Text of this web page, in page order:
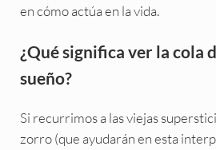
en cómo actúa en la vida.
¿Qué significa ver la cola
sueño?
Si recurrimos a las viejas
zorro (que ayudarán en esta